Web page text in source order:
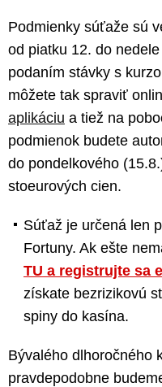
Podmienky súťaže sú
od piatku 12. do
podaním stávky s
môžete tak spraviť
aplikáciu a tiež na
podmienok budete
do pondelkového
stoeurových cien.
Súťaž je určená len
Fortuny. Ak ešte
TU a registrujte sa
získate bezrizikovú
spiny do kasína.
Bývalého dlhoročného
pravdepodobne